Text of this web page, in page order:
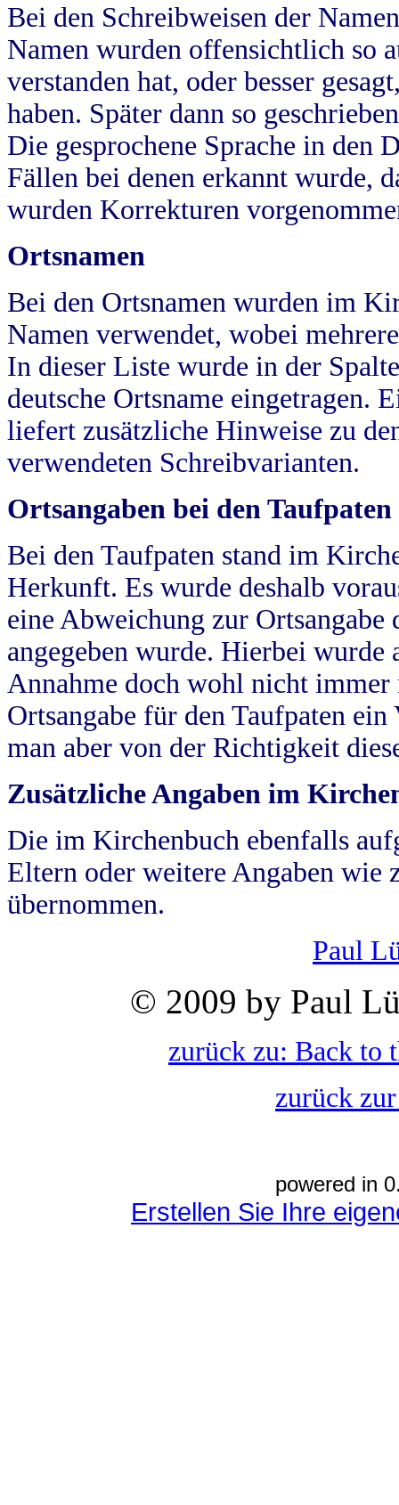
Bei den Schreibweisen der
Namen wurden offensichtlich so
verstanden hat, oder besser
haben. Später dann so
Die gesprochene Sprache in
Fällen bei denen erkannt wurde,
wurden Korrekturen
Ortsnamen
Bei den Ortsnamen wurden im
Namen verwendet, wobei
In dieser Liste wurde in der
deutsche Ortsname eingetragen.
liefert zusätzliche Hinweise zu
verwendeten Schreibvarianten.
Ortsangaben bei den Taufpaten
Bei den Taufpaten stand im
Herkunft. Es wurde deshalb
eine Abweichung zur
angegeben wurde. Hierbei wurde
Annahme doch wohl nicht
Ortsangabe für den Taufpaten
man aber von der Richtigkeit
Zusätzliche Angaben im
Die im Kirchenbuch ebenfalls
Eltern oder weitere Angaben wie
übernommen.
Paul
© 2009 by Paul
zurück zu: Back to
zurück
powered in
Erstellen Sie Ihre